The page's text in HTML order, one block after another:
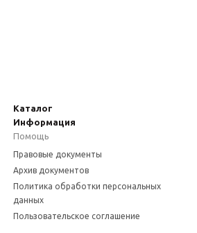
Каталог
Информация
Помощь
Правовые документы
Архив документов
Политика обработки персональных
данных
Пользовательское соглашение